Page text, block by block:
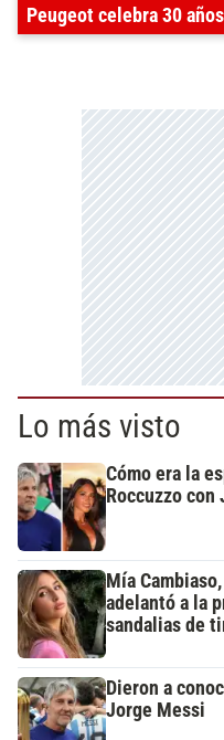
Peugeot celebra 30
Lo más visto
Cómo era la
Roccuzzo
Mía
adelantó a la
sandalias de
Dieron a
Jorge Messi